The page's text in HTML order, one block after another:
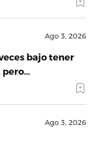
Ago 3, 2026
bajo tener
pero…
Ago 3, 2026